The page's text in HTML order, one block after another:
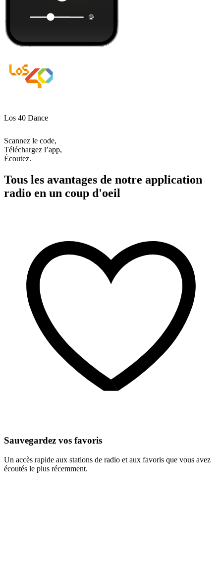
Los 40 Dance
Scannez le code,
Téléchargez l’app,
Écoutez.
Tous les avantages de notre application
radio en un coup d'oeil
Sauvegardez vos favoris
Un accès rapide aux stations de radio et aux favoris que vous avez
écoutés le plus récemment.